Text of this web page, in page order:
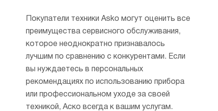
Покупатели техники Asko могут оценить все
преимущества сервисного обслуживания,
которое неоднократно признавалось
лучшим по сравнению с конкурентами. Если
вы нуждаетесь в персональных
рекомендациях по использованию прибора
или профессиональном уходе за своей
техникой, Аско всегда к вашим услугам.